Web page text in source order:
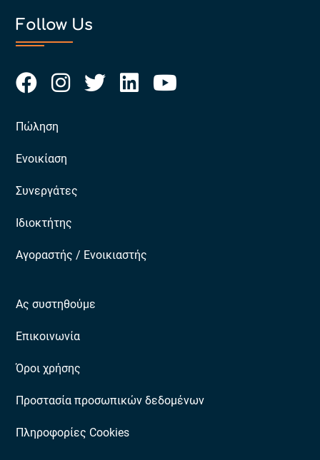
Follow Us
Πώληση
Ενοικίαση
Συνεργάτες
Ιδιοκτήτης
Αγοραστής / Ενοικιαστής
Ας συστηθούμε
Επικοινωνία
Όροι χρήσης
Προστασία προσωπικών δεδομένων
Πληροφορίες Cookies